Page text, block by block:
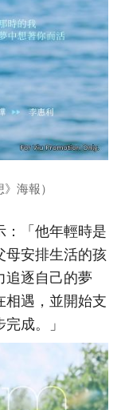
海報）
：「他年輕時是
母安排生活的孩
追逐自己的夢
相遇，並開始支
成。」